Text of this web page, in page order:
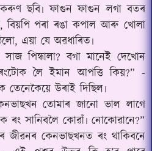
ছবি৷ ফাগুন ফাগুন লগা বতৰ
পৰা ৰঙা কপাল আৰু খোলা
এয়া যে অৱধাৰিত৷
পিন্ধালা? বগা মানেই দেখোন
লৈ ইমান আপত্তি কিয়?” -
তেনেকৈয়ে উৰাই দিছিল৷
তোমাৰ জানো ভাল লাগে
ৰং সানিবলৈ কোৱাঁ৷ নোকোৱানে?”
জীৱনৰ কেনভাছখনত ৰং থাকিবনে